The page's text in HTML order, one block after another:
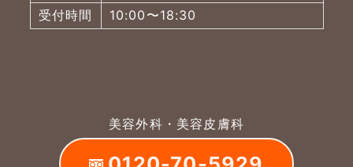
受付時間
10:00〜18:30
美容外科・美容皮膚科